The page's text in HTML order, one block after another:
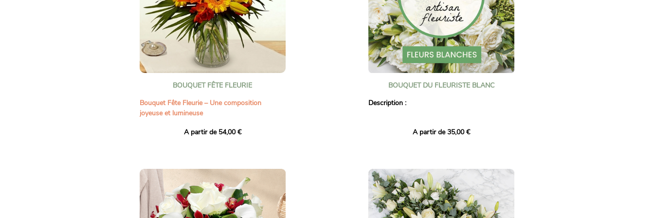
parenthèse ensoleillée à un proche. Ce bouquet
est un véritable rayon de soleil venu des tropiques
Votre bouquet de fleurs peut être livré dans une
bulle d'eau ou dans un vase !
Vous pourrez ajouter cette option à la prochaine
étape de votre commande.
BOUQUET FÊTE FLEURIE
Bouquet Fête Fleurie – Une composition
joyeuse et lumineuse
Bouquet Fête Fleurie. Sa composition colorée,
tons jaunes et orangés pour créer un ensemble
vif et harmonieux. Il est sublimé par un feuillage
graphique qui souligne la fraîcheur des fleurs et
leur énergie.
A partir de 54,00 €
BOUQUET DU FLEURISTE BLANC
Description :
laissez libre cours au talent de notre artisan
composera pour vous
un bouquet unique dans
les tons blancs. Il réalisera cette composition
avec des fleurs de saison, au gré de son
arrivage, en y apportant tout le soin et la
créativité des professionnels du réseau
A partir de 35,00 €